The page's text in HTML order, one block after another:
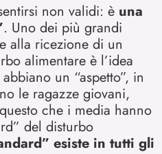
non validi: è una
. Uno dei più grandi
alla ricezione di un
alimentare è l’idea
un “aspetto”, in
le ragazze giovani,
che i media hanno
del disturbo
esiste in tutti gli